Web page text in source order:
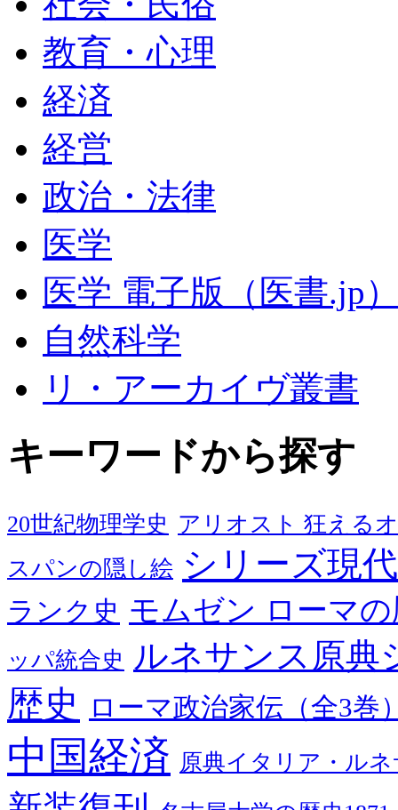
教育・心理
経済
経営
政治・法律
医学
医学 電子版（医書.jp
自然科学
リ・アーカイヴ叢書
キーワードから探す
20世紀物理学史 アリオスト 狂える
スパンの隠し絵 シリーズ現
ランク史 モムゼン ローマ
ッパ統合史 ルネサンス原典
歴史 ローマ政治家伝（全3巻
中国経済 原典イタリア・ル